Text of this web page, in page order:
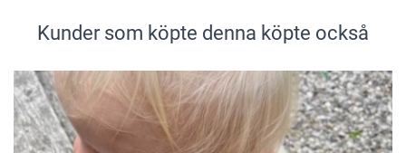
Kunder som köpte denna köpte också